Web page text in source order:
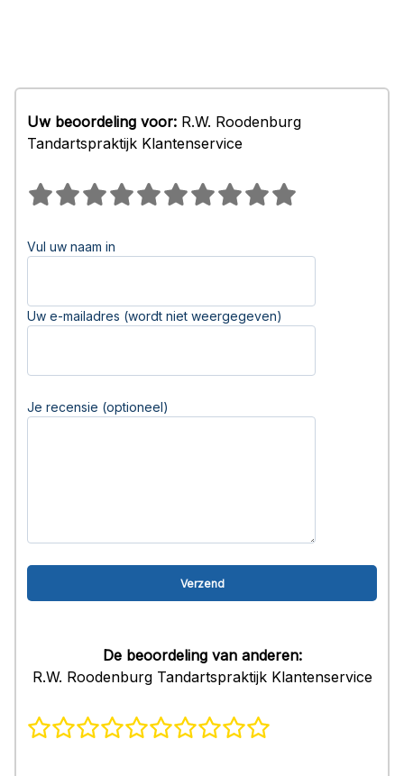
Uw beoordeling voor: R.W. Roodenburg
Tandartspraktijk Klantenservice
Vul uw naam in
Uw e-mailadres (wordt niet weergegeven)
Je recensie (optioneel)
De beoordeling van anderen:
R.W. Roodenburg Tandartspraktijk Klantenservice